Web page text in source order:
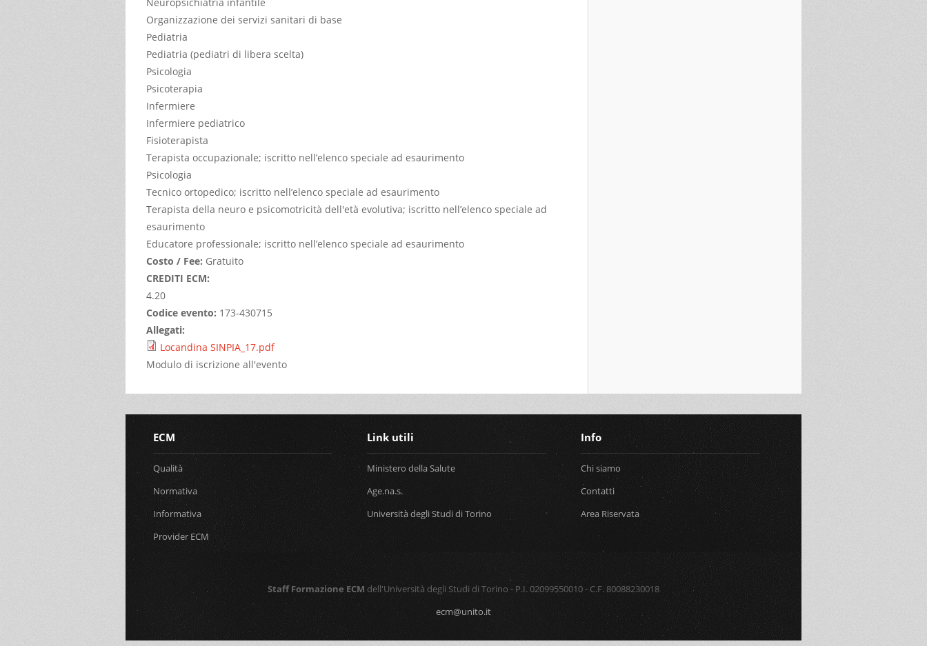
Organizzazione dei servizi sanitari di base
Pediatria
Pediatria (pediatri di libera scelta)
Psicologia
Psicoterapia
Infermiere
Infermiere pediatrico
Fisioterapista
Terapista occupazionale; iscritto nell’elenco speciale ad esaurimento
Psicologia
Tecnico ortopedico; iscritto nell’elenco speciale ad esaurimento
Terapista della neuro e psicomotricità dell'età evolutiva; iscritto nell’elenco speciale ad
esaurimento
Educatore professionale; iscritto nell’elenco speciale ad esaurimento
Costo / Fee: Gratuito
CREDITI ECM:
4.20
Codice evento: 173-430715
Allegati:
Locandina SINPIA_17.pdf
Modulo di iscrizione all'evento
ECM
Qualità
Normativa
Informativa
Provider ECM
Link utili
Ministero della Salute
Age.na.s.
Università degli Studi di Torino
Info
Chi siamo
Contatti
Area Riservata
Staff Formazione ECM dell'Università degli Studi di Torino - P.I. 02099550010 - C.F. 80088230018
ecm@unito.it